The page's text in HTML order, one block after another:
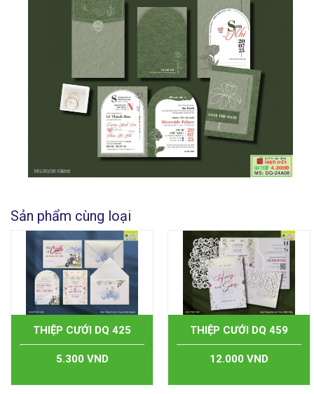
Sản phẩm cùng loại
THIỆP CƯỚI DQ 425
5.300 VND
THIỆP CƯỚI DQ 459
12.000 VND